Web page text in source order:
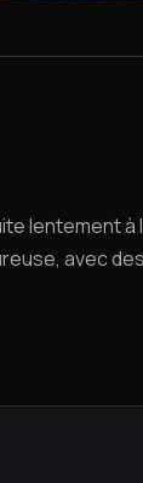
avec